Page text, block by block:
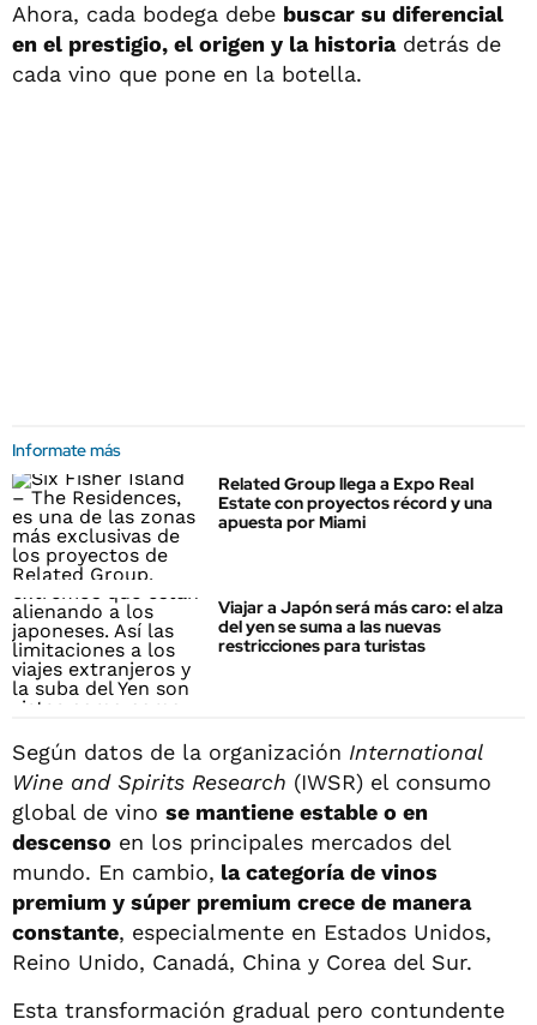
Ahora, cada bodega debe buscar su diferencial
en el prestigio, el origen y la historiadetrás de
cada vino que pone en la botella.
Informate más
Related Group llega a Expo Real
Estate con proyectos récord y una
apuesta por Miami
Viajar a Japón será más caro: el alza
del yen se suma a las nuevas
restricciones para turistas
Según datos de la organización International
Wine and Spirits Research (IWSR) el consumo
global de vino se mantiene estable o en
descenso en los principales mercados del
mundo. En cambio, la categoría de vinos
premium y súper premium crece de manera
constante, especialmente en Estados Unidos,
Reino Unido, Canadá, China y Corea del Sur.
Esta transformación gradual pero contundente